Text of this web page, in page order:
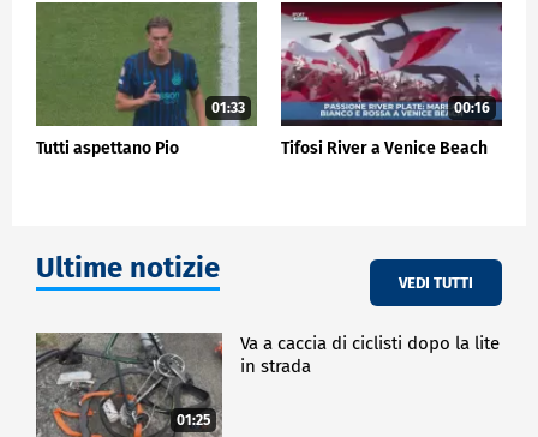
cambiamento e sappiamo sopravvivere. Venezia lo
ha fatto per tutta la sua storia e dobbiamo farlo
anche noi".
CRONACA
01:33
Tutti aspettano Pio
00:16
Tifosi River a Venice Beach
Ultime notizie VEDI TUTTI
01:25
Va a caccia di ciclisti dopo la lite
in strada